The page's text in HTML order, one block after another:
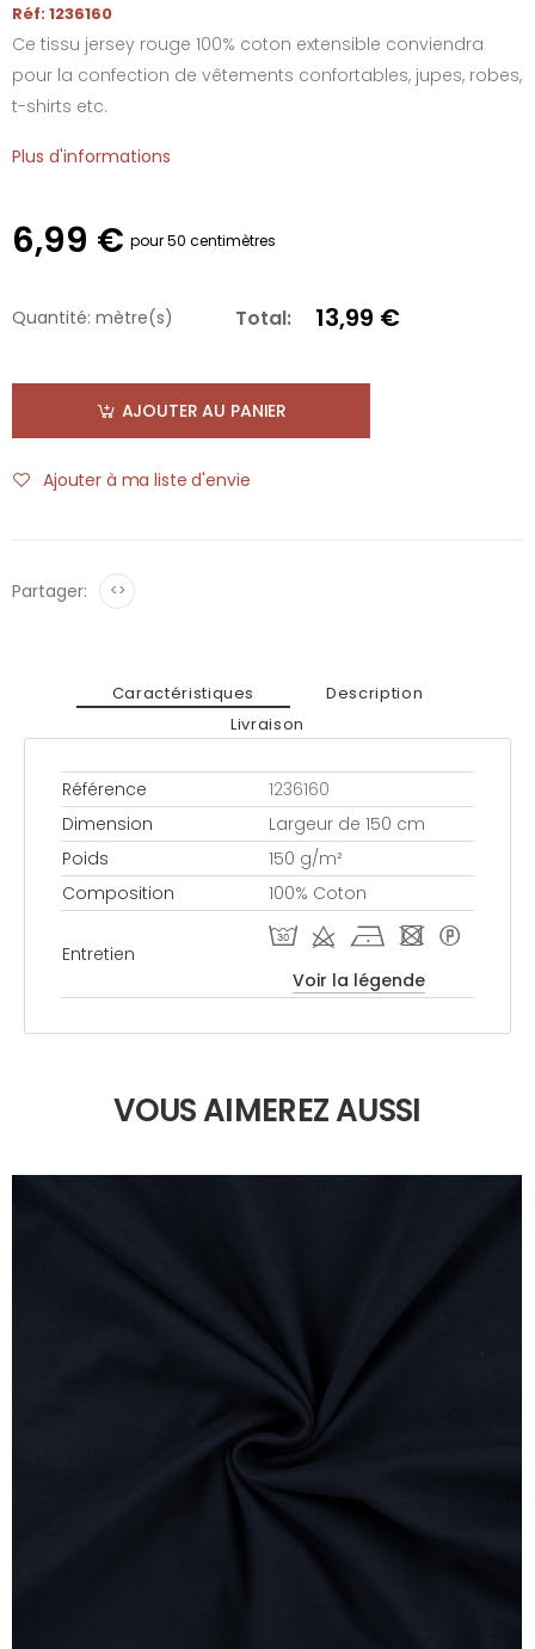
Réf: 1236160
Ce tissu jersey rouge 100% coton extensible conviendra
pour la confection de vêtements confortables, jupes, robes,
t-shirts etc.
Plus d'informations
6,99 € pour 50 centimètres
Quantité: mètre(s) Total: 13,99 €
AJOUTER AU PANIER
Ajouter à ma liste d'envie
Partager: <>
Caractéristiques
Description
Livraison
Référence
1236160
Dimension
Largeur de 150 cm
Poids
150 g/m²
Composition
100% Coton
Entretien
T d h - *
Voir la légende
VOUS AIMEREZ AUSSI